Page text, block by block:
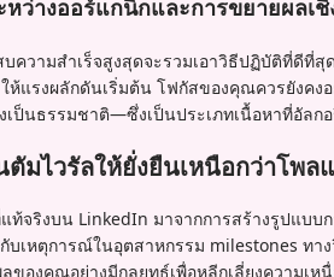
หว่างออร์แกนิกและการขยายผลเ
ความสำเร็จสูงสุดจะรวมเอาวิธีปฏิบัติที่ดีที่
ห้แรงผลักดันเริ่มต้น โฟกัสของคุณควรยังค
ป็นธรรมชาติ—ซึ่งเป็นประเภทเนื้อหาที่อัลก
ตัมไวรัลให้ยั่งยืนเหนือกว่าโพล
ท้จริงบน LinkedIn มาจากการสร้างรูปแบ
เหตุการณ์ในอุตสาหกรรม milestones ทา
ลของคุณอย่างมีกลยุทธ์เพื่อหลีกเลี่ยงความ